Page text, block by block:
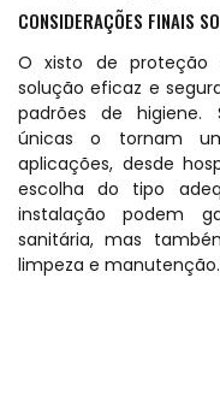
CONSIDERAÇÕES FINAIS
O xisto de proteção
solução eficaz e
padrões de higiene.
únicas o tornam
aplicações, desde
escolha do tipo
instalação podem
sanitária, mas
limpeza e manutenção.